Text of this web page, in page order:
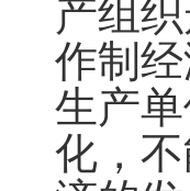
作制
生产
化，